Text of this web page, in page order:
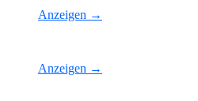
Anzeigen →
Anzeigen →